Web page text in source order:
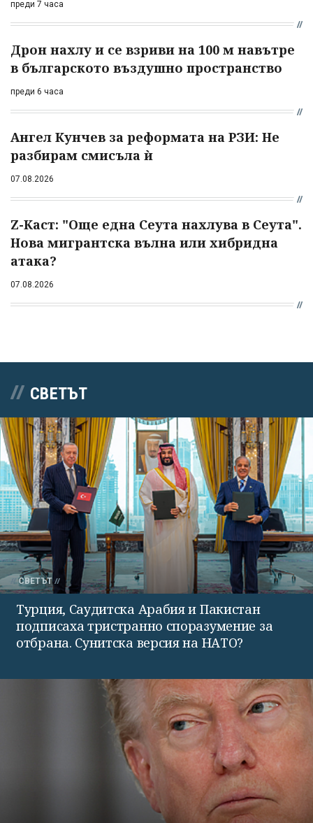
преди 7 часа
Дрон нахлу и се взриви на 100 м навътре
в българското въздушно пространство
преди 6 часа
Ангел Кунчев за реформата на РЗИ: Не
разбирам смисъла ѝ
07.08.2026
Z-Каст: "Още една Сеута нахлува в Сеута".
Нова мигрантска вълна или хибридна
атака?
07.08.2026
СВЕТЪТ
СВЕТЪТ
Турция, Саудитска Арабия и Пакистан
подписаха тристранно споразумение за
отбрана. Сунитска версия на НАТО?